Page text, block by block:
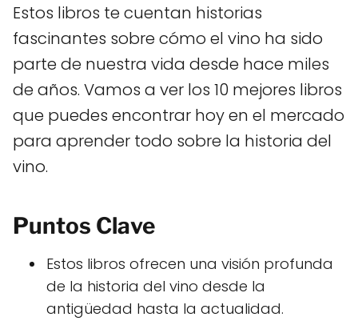
Estos libros te cuentan historias
fascinantes sobre cómo el vino ha sido
parte de nuestra vida desde hace miles
de años. Vamos a ver los 10 mejores libros
que puedes encontrar hoy en el mercado
para aprender todo sobre la historia del
vino.
Puntos Clave
Estos libros ofrecen una visión profunda
de la historia del vino desde la
antigüedad hasta la actualidad.